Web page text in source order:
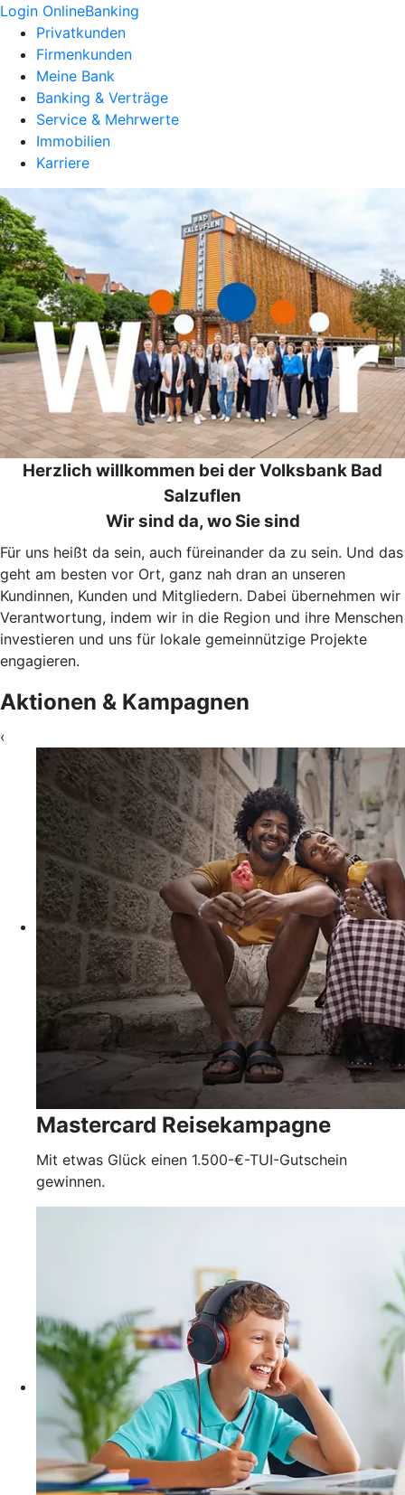
Login OnlineBanking
Privatkunden
Firmenkunden
Meine Bank
Banking & Verträge
Service & Mehrwerte
Immobilien
Karriere
Herzlich willkommen bei der Volksbank Bad
Salzuflen
Wir sind da, wo Sie sind
Für uns heißt da sein, auch füreinander da zu sein. Und das
geht am besten vor Ort, ganz nah dran an unseren
Kundinnen, Kunden und Mitgliedern. Dabei übernehmen wir
Verantwortung, indem wir in die Region und ihre Menschen
investieren und uns für lokale gemeinnützige Projekte
engagieren.
Aktionen & Kampagnen
‹
Mastercard Reisekampagne
Mit etwas Glück einen 1.500-€-TUI-Gutschein
gewinnen.